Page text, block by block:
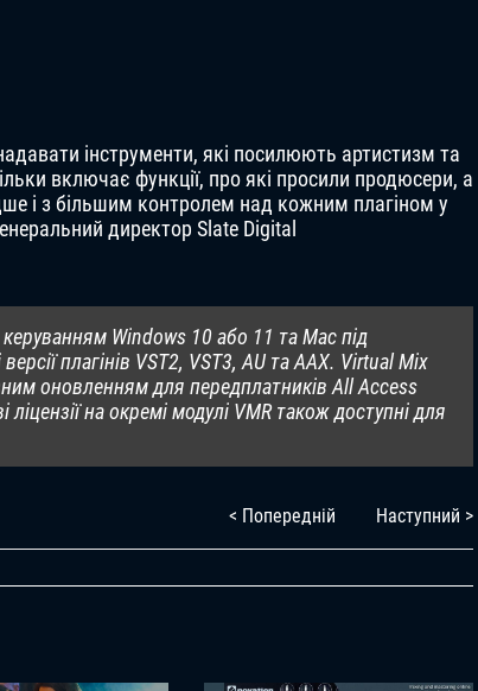
інструменти, які посилюють артистизм та
включає функції, про які просили продюсери, а
і з більшим контролем над кожним плагіном у
директор Slate Digital
Windows 10 або 11 та Mac під
плагінів VST2, VST3, AU та AAX. Virtual Mix
оновленням для передплатників All Access
на окремі модулі VMR також доступні для
< Попередній Наступний >